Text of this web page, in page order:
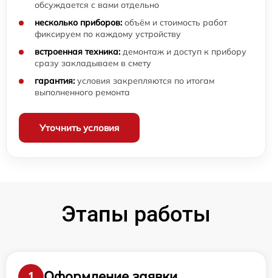
обсуждается с вами отдельно
несколько приборов: объём и стоимость работ
фиксируем по каждому устройству
встроенная техника: демонтаж и доступ к прибору
сразу закладываем в смету
гарантия: условия закрепляются по итогам
выполненного ремонта
Уточнить условия
Этапы работы